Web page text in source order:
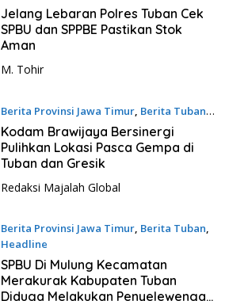
1 April 2024 - 11:37
Jelang Lebaran Polres Tuban Cek
SPBU dan SPPBE Pastikan Stok
Aman
M. Tohir
Berita Provinsi Jawa Timur, Berita Tuban
30 Maret 2024 - 21:22
Kodam Brawijaya Bersinergi
Pulihkan Lokasi Pasca Gempa di
Tuban dan Gresik
Redaksi Majalah Global
Berita Provinsi Jawa Timur, Berita Tuban
Headline
10 September 2023 - 12:47
SPBU Di Mulung Kecamatan
Merakurak Kabupaten Tuban
Diduga Melakukan Penyelewengan